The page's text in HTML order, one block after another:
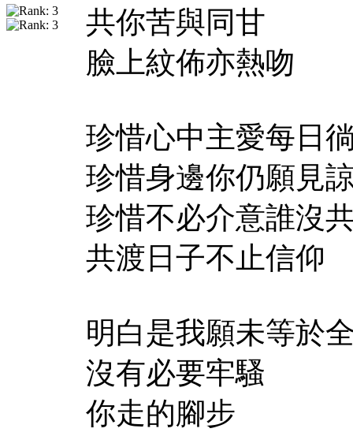
共你苦與同甘
臉上紋佈亦熱吻
珍惜心中主愛每日
珍惜身邊你仍願見
珍惜不必介意誰沒
共渡日子不止信仰
明白是我願未等於
沒有必要牢騷
你走的腳步